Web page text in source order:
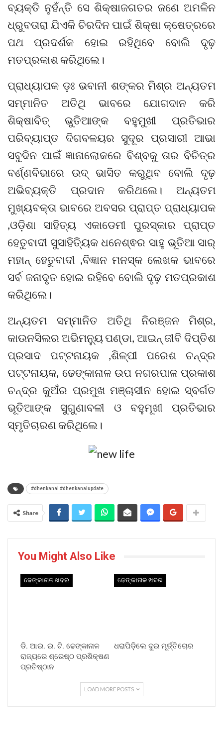
ବ୍ୟକ୍ତି ନୁହଁନ୍ତି ସେ ଶିକ୍ଷାଜଗତର ଜଣେ ଅମଳିନ
ଧ୍ରୁବତାରା ଯିଏକି ଚିରଦିନ ପାଇଁ ଶିକ୍ଷା କ୍ଷେତ୍ରରେ
ପଥ ପ୍ରଦର୍ଶକ ହୋଇ ରହିଥିବେ ବୋଲି ଦୃଢ଼
ମତପ୍ରକାଶ କରିଥିଲେ।
ପ୍ରାଧ୍ୟାପକ ଡ଼ଃ ଭବାନୀ ଶଙ୍କର ମିଶ୍ର ଅନ୍ୟତମ
ସମ୍ମାନିତ ଅତିଥି ଭାବରେ ଯୋଗଦାନ କରି
ଶିକ୍ଷାବିତ୍ ଭୁତିଆଙ୍କ ବହୁମୁଖୀ ପ୍ରତିଭାର
ପରିବ୍ୟାପ୍ତ ଦିଗବଳୟର ସୁଦୂର ପ୍ରସାରୀ ଆଭା
ସବୁଦିନ ପାଇଁ ଜ୍ଞାନାଲୋକରେ ବିଶ୍ବକୁ ତାର ବିଚିତ୍ର
ବର୍ଣ୍ଣବିଭାରେ ଉଦ୍ ଭାସିତ କରୁଥିବ ବୋଲି ଦୃଢ଼
ଅଭିବ୍ୟକ୍ତି ପ୍ରଦାନ କରିଥଲେ। ଅନ୍ୟତମ
ମୁଖ୍ୟବକ୍ତା ଭାବରେ ଅବସର ପ୍ରାପ୍ତ ପ୍ରାଧ୍ୟାପକ
,ଓଡ଼ିଶା ସାହିତ୍ୟ ଏକାଡେମୀ ପୁରସ୍କାର ପ୍ରାପ୍ତ
ହେତୁବାଦୀ ସୁସାହିତ୍ୟିକ ଧନେଶ୍ଵର ସାହୁ ଭୂତିଆ ସାର୍
ମହାନ୍ ହେତୁବାଦୀ ,ବିଜ୍ଞାନ ମନସ୍କ ଲେଖକ ଭାବରେ
ସର୍ବ ଜନାଦୃତ ହୋଇ ରହିବେ ବୋଲି ଦୃଢ଼ ମତପ୍ରକାଶ
କରିଥିଲେ।
ଅନ୍ୟତମ ସମ୍ମାନିତ ଅତିଥି ନିରଞ୍ଜନ ମିଶ୍ର,
କାଉନସିଲର ଅଭିମନ୍ୟୁ ପଣ୍ଡା, ଆଇନ୍ ଜୀବି ଦିପ୍ତିଶ
ପ୍ରସାଦ ପଟ୍ଟନାୟକ ,ଶିଳ୍ପୀ ପରେଶ ଚନ୍ଦ୍ର
ପଟ୍ଟନାୟକ, ଢେଙ୍କାନାଳ ଉପ ନଗରପାଳ ପ୍ରକାଶ
ଚନ୍ଦ୍ର କୁଅଁର ପ୍ରମୁଖ ମଞ୍ଚାସୀନ ହୋଇ ସ୍ବର୍ଗତ
ଭୂତିଆଙ୍କ ସୁଗୁଣାବଳୀ ଓ ବହୁମୂଖୀ ପ୍ରତିଭାର
ସ୍ମୃତିଚାରଣ କରିଥିଲେ।
#dhenkanal #dhenkanalupdate
Share
You Might Also Like
ଢେଙ୍କାନାଳ ଖବର
ଡି. ଆଇ. ଇ. ଟି. ଢେଙ୍କାନାଳ
ରାଜ୍ୟରେ ଶ୍ରେଷ୍ଠ ପ୍ରଶିକ୍ଷଣ
ପ୍ରତିଷ୍ଠାନ
ଢେଙ୍କାନାଳ ଖବର
ଧରାପିଡ଼ିଲେ ଦୁଇ ମୂର୍ତ୍ତିଚୋର
LOAD MORE POSTS